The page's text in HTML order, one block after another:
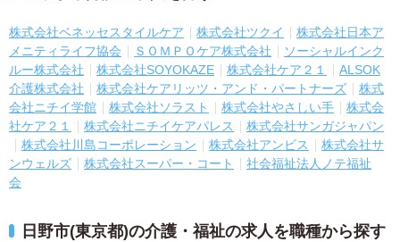
株式会社ベネッセスタイルケア 株式会社ツクイ
株式会社日本ア
メニティライフ協会
ＳＯＭＰＯケア株式会社
ソーシャルインク
ルー株式会社
株式会社SOYOKAZE 株式会社ケア２１
ALSOK
介護株式会社
株式会社ケアリッツ・アンド・パートナーズ
株式
会社ニチイ学館
株式会社ソラスト 株式会社やさしい手
株式会
社ケア２１
株式会社ニチイケアパレス
株式会社サンガジャパン
株式会社川島コーポレーション
株式会社アンビス
株式会社サ
ンウェルズ
株式会社スーパー・コート
社会福祉法人ノテ福祉
会
日野市(東京都)の介護・福祉の求人を職種から探す